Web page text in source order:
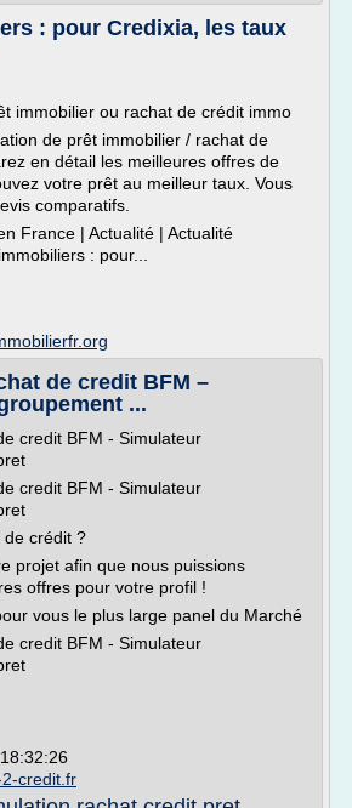
: pour Credixia, les taux
immobilier ou rachat de crédit immo
de prêt immobilier / rachat de
en détail les meilleures offres de
votre prêt au meilleur taux. Vous
comparatifs.
France | Actualité | Actualité
: pour...
de credit BFM –
...
credit BFM - Simulateur
credit BFM - Simulateur
de crédit ?
projet afin que nous puissions
offres pour votre profil !
vous le plus large panel du Marché
credit BFM - Simulateur
credit.fr